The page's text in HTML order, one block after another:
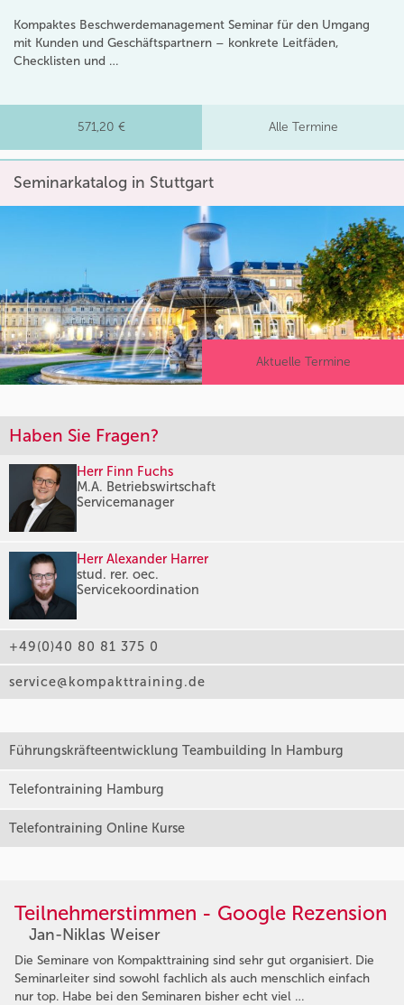
Haben Sie Fragen?
Herr Finn Fuchs
M.A. Betriebswirtschaft
Servicemanager
Herr Alexander Harrer
stud. rer. oec.
Servicekoordination
+49(0)40 80 81 375 0
service@kompakttraining.de
Kompaktes Beschwerdemanagement Seminar für den Umgang
mit Kunden und Geschäftspartnern – konkrete Leitfäden,
Checklisten und …
571,20 € Alle Termine
Seminarkatalog in Stuttgart
Aktuelle Termine
Führungskräfteentwicklung Teambuilding In Hamburg
Telefontraining Hamburg
Telefontraining Online Kurse
Teilnehmerstimmen - Google Rezension
Jan-Niklas Weiser
Die Seminare von Kompakttraining sind sehr gut organisiert. Die
Seminarleiter sind sowohl fachlich als auch menschlich einfach
nur top. Habe bei den Seminaren bisher echt viel …